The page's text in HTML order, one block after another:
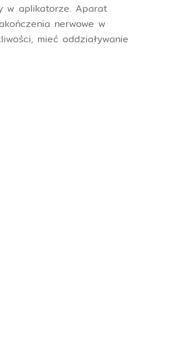
w aplikatorze. Aparat
nerwowe w
mieć oddziaływanie